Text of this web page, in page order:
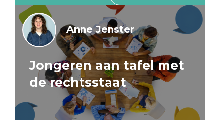
Anne Jenster
Jongeren aan tafel met
de rechtsstaat